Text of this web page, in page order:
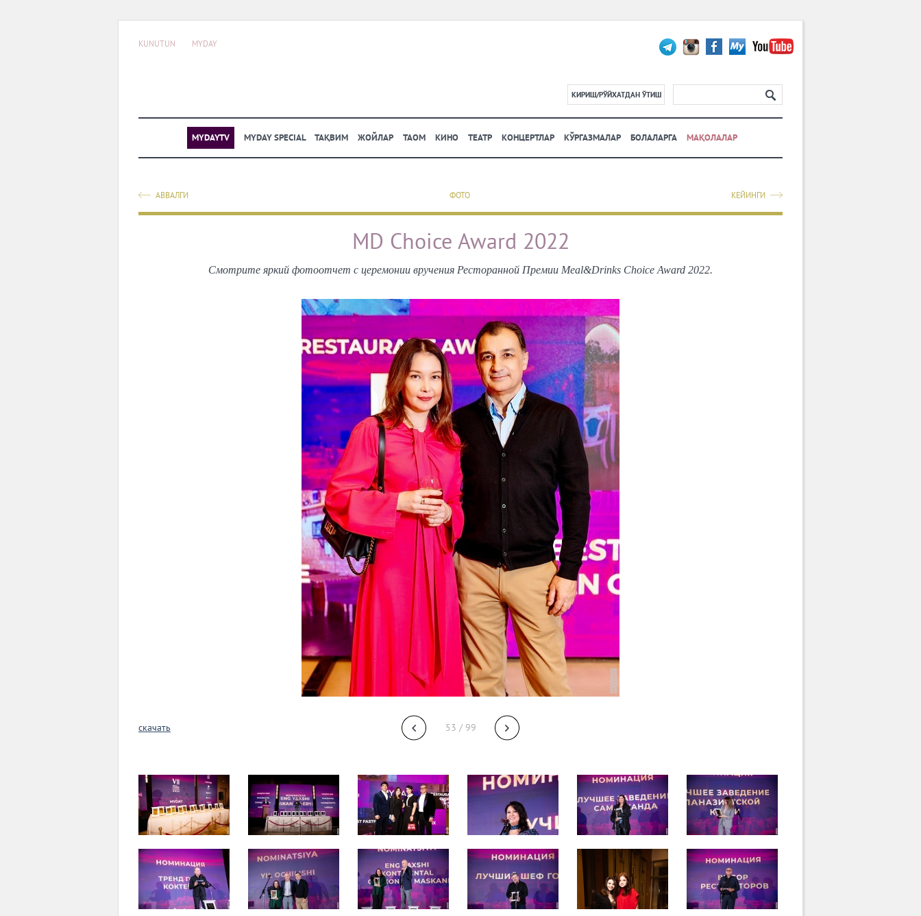
KUNUTUN MYDAY
КИРИШ/РЎЙХАТДАН ЎТИШ
MYDAYTV MYDAY SPECIAL ТАҚВИМ ЖОЙЛАР ТАОМ КИНО ТЕАТР КОНЦЕРТЛАР КЎРГАЗМАЛАР БОЛАЛАРГА МАҚОЛАЛАР
ФОТО
АВВАЛГИ КЕЙИНГИ
MD Choice Award 2022
Смотрите яркий фотоотчет с церемонии вручения Ресторанной Премии Meal&Drinks Choice Award 2022.
скачать 53 / 99